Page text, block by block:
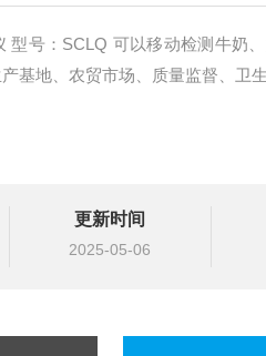
型号：SCLQ 可以移动检测牛奶
基地、农贸市场、质量监督、卫生
更新时间
2025-05-06